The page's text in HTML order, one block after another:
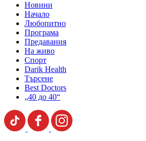
Новини
Начало
Любопитно
Програма
Предавания
На живо
Спорт
Darik Health
Търсене
Best Doctors
„40 до 40“